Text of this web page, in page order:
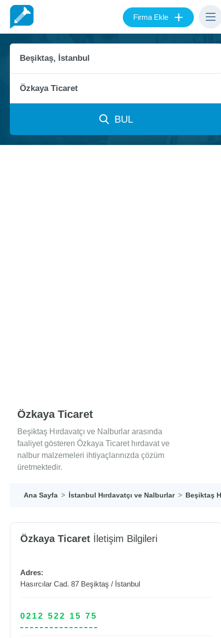
Firma Ekle +
BUL
Özkaya Ticaret
Beşiktaş Hırdavatçı ve Nalburlar arasında
faaliyet gösteren Özkaya Ticaret hırdavat ve
nalbur malzemeleri ihtiyaçlarınızda çözüm
üretmektedir.
Ana Sayfa İstanbul Hırdavatçı ve Nalburlar Beşiktaş
Özkaya Ticaret İletişim Bilgileri
Adres:
Hasırcılar Cad. 87 Beşiktaş / İstanbul
0212 522 15 75